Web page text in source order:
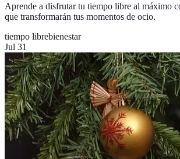
Aprende a disfrutar tu tiempo libre al máximo
que transformarán tus momentos de ocio.
tiempo librebienestar
Jul 31